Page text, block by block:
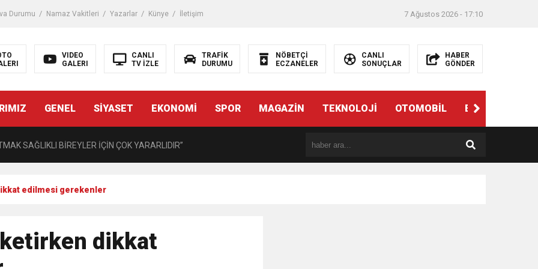
Durumu Namaz Vakitleri Yazarlar Künye İletişim 7 Ağustos 2026 - 17:10
VIDEO
GALERI
CANLI
TV İZLE
TRAFİK
DURUMU
NÖBETÇİ
ECZANELER
CANLI
SONUÇLAR
HABER
GÖNDER
GENEL SİYASET EKONOMİ SPOR MAGAZİN TEKNOLOJİ OTOMOBİL EĞİTİM
LİSELİLERE BİLGİLENDİRME
SAĞLIKLI BİREYLER İÇİN ÇOK YARARLIDIR”
edilmesi gerekenler
dikkat